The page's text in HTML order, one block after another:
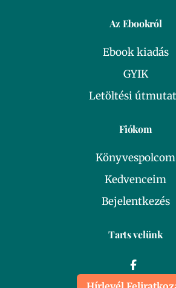
Az Ebookról
Ebook kiadás
GYIK
Letöltési
Fiókom
Könyvespolcom
Kedvenceim
Bejelentkezés
Tarts velünk